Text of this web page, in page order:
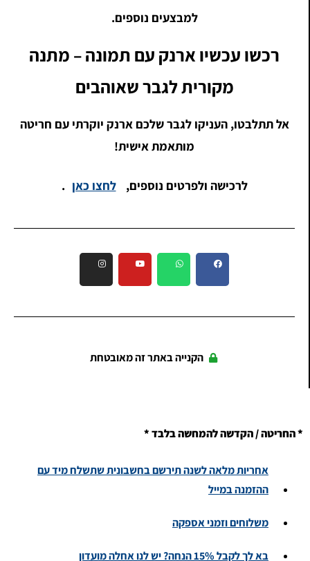
למבצעים נוספים.
רכשו עכשיו ארנק עם תמונה – מתנה
מקורית לגבר שאוהבים
אל תתלבטו, העניקו לגבר שלכם ארנק יוקרתי עם חריטה
מותאמת אישית!
לרכישה ולפרטים נוספים, לחצו כאן
הקנייה באתר זה מאובטחת
* החריטה / הקדשה להמחשה בלבד *
אחריות מלאה לשנה תירשם בחשבונית שתשלח מיד עם
ההזמנה במייל
משלוחים וזמני אספקה
בא לך לקבל 15% הנחה? יש לנו אחלה מועדון